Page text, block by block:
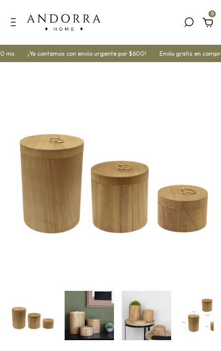
0
mx ¡Ya contamos con envío urgente por $600! Envío gratis en